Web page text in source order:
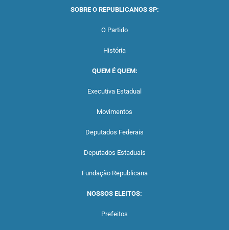
SOBRE O REPUBLICANOS SP:
O Partido
História
QUEM É QUEM:
Executiva Estadual
Movimentos
Deputados Federais
Deputados Estaduais
Fundação Republicana
NOSSOS ELEITOS:
Prefeitos